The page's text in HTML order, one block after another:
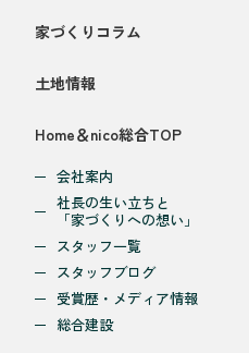
家づくりコラム
土地情報
Home＆nico総合TOP
会社案内
社長の生い立ちと
「家づくりへの想い」
スタッフ一覧
スタッフブログ
受賞歴・メディア情報
総合建設